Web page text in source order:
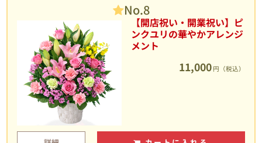
No.8
【開店祝い・開業祝い】ピ
ンクユリの華やかアレンジ
メント
11,000 円（税込）